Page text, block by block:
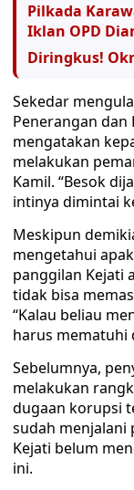
Pilkada
Iklan OPD
Diringkus!
Sekedar
Penerangan dan
mengatakan
melakukan
Kamil. “Besok
intinya dimintai
Meskipun
mengetahui
panggilan Kejati
tidak bisa
“Kalau beliau
harus mematuhi
Sebelumnya,
melakukan
dugaan korupsi
sudah menjalani
Kejati belum
ini.